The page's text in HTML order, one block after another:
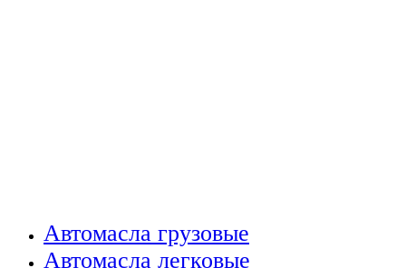
Автомасла грузовые
Автомасла легковые